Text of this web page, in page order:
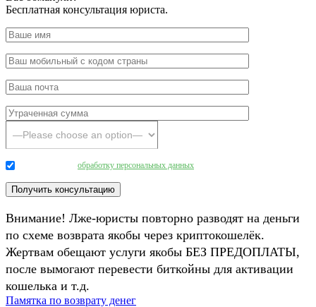
Бесплатная консультация юриста.
обработку персональных данных
Внимание! Лже-юристы повторно разводят на деньги
по схеме возврата якобы через криптокошелёк.
Жертвам обещают услуги якобы БЕЗ ПРЕДОПЛАТЫ,
после вымогают перевести биткойны для активации
кошелька и т.д.
Памятка по возврату денег